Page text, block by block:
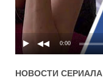
0:00
НОВОСТИ СЕРИАЛА